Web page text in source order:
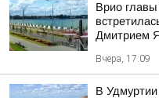
Врио
Дмитрием
Вчера, 17:09
В Удмуртии